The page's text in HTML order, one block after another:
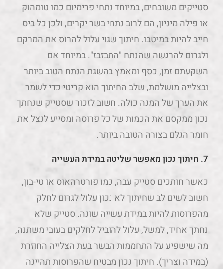
סטייקים משובחים, במיוחד נתחי פרימיום כמו טומהוק
או פילה מיניון, הם לרוב נתחי בשר יקרים, ולכן כל ביס
חייב להיות במיטבו. חיתוך שגוי עלול להרוס את המרקם
ולגרום להרגשה שהנתח "התבזבז". במיוחד אם
השקעתם זמן, כסף ומאמץ בהשגת הנתח הטוב ביותר
ובצלייה מושלמת, שלב החיתוך הוא קריטי כדי לשמר
את הערך של המנה כולה. חשוב לזכור שסטייק שנחתך
נכון ממקסם את הכמות של כל פרוסה ומסייע לנצל את
חומר הגלם בצורה הטובה ביותר.
7. חיתוך נכון מאפשר שליטה במידת העשייה
כאשר חותכים סטייק עבה, כמו פורטרהאוס או טי-בון,
חשוב לשים לב שחיתוך לא נכון עלול לגרום לחלק
מהפרוסות להיות במידת עשייה שונה. סטייק שלא
נחתך אחיד, למשל, עלול להוביל לחלקים בעובי משתנה,
מה שישפיע על התחממות הבשר בעת הצלייה החוזרת
(במידה וצריך). חיתוך נכון מבטיח שהפרוסות תהיינה